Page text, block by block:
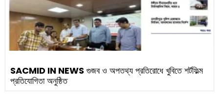
SACMID IN NEWS গুজব ও অপতথ্য প্রতিরোধে খুবিতে শর্টফিল্ম
প্রতিযোগিতা অনুষ্ঠিত